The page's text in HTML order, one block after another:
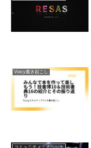
Voicy書き起こし